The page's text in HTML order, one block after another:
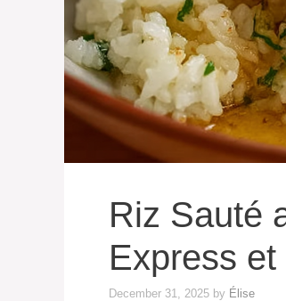
Riz Sauté
Express
December 31, 2025 by Élise